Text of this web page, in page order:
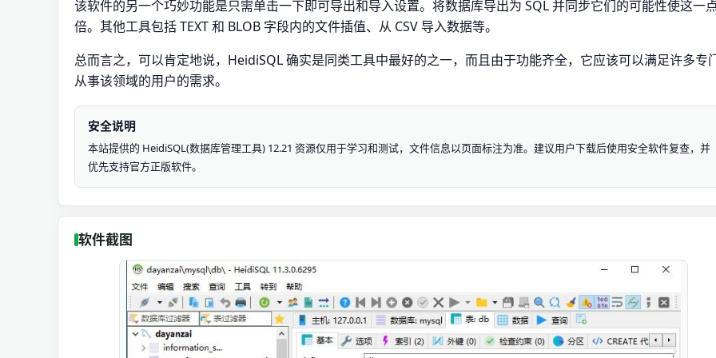
该软件的另一个巧妙功能是只需单击一下即可导出和导入设置。将数据库导出为 SQL 并同步它们的可能性使这一
倍。其他工具包括 TEXT 和 BLOB 字段内的文件插值、从 CSV 导入数据等。
总而言之，可以肯定地说，HeidiSQL 确实是同类工具中最好的之一，而且由于功能齐全，它应该可以满足许多专
从事该领域的用户的需求。
安全说明
本站提供的 HeidiSQL(数据库管理工具) 12.21 资源仅用于学习和测试，文件信息以页面标注为准。建议用户下载后使用安全软件复查，并
优先支持官方正版软件。
软件截图